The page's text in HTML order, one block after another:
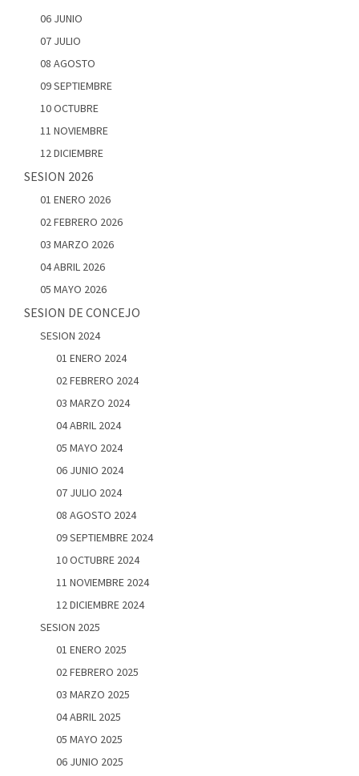
06 JUNIO
07 JULIO
08 AGOSTO
09 SEPTIEMBRE
10 OCTUBRE
11 NOVIEMBRE
12 DICIEMBRE
SESION 2026
01 ENERO 2026
02 FEBRERO 2026
03 MARZO 2026
04 ABRIL 2026
05 MAYO 2026
SESION DE CONCEJO
SESION 2024
01 ENERO 2024
02 FEBRERO 2024
03 MARZO 2024
04 ABRIL 2024
05 MAYO 2024
06 JUNIO 2024
07 JULIO 2024
08 AGOSTO 2024
09 SEPTIEMBRE 2024
10 OCTUBRE 2024
11 NOVIEMBRE 2024
12 DICIEMBRE 2024
SESION 2025
01 ENERO 2025
02 FEBRERO 2025
03 MARZO 2025
04 ABRIL 2025
05 MAYO 2025
06 JUNIO 2025